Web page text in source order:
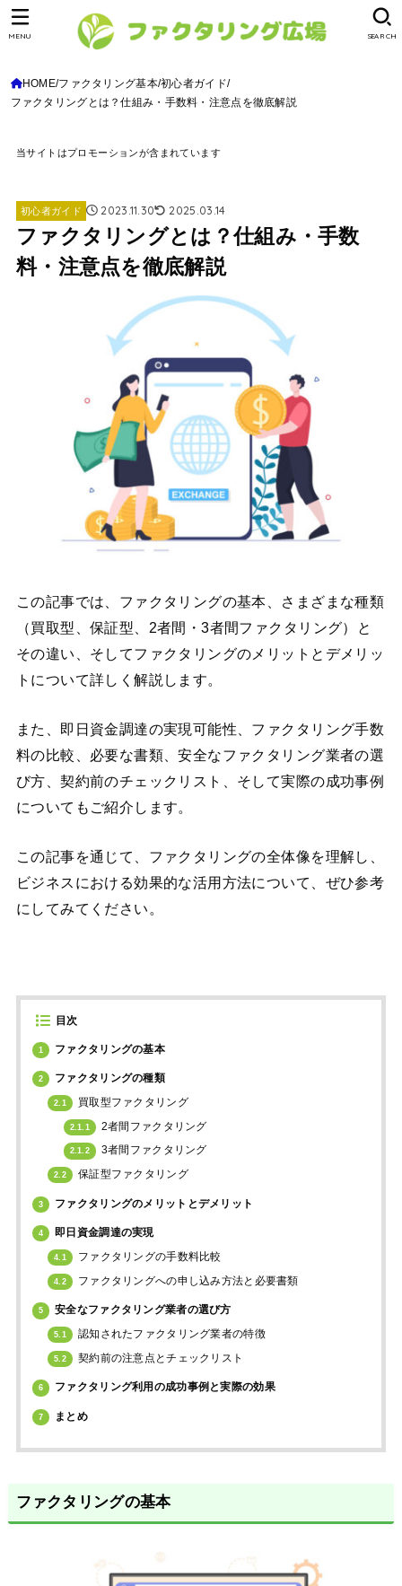
SEARCH
MENU
HOME ファクタリング基本 初心者ガイド
ファクタリングとは？仕組み・手数料・注意点を徹底解説
当サイトはプロモーションが含まれています
初心者ガイド 2023.11.30 2025.03.14
ファクタリングとは？仕組み・手数
料・注意点を徹底解説
この記事では、ファクタリングの基本、さまざまな種類
（買取型、保証型、2者間・3者間ファクタリング）と
その違い、そしてファクタリングのメリットとデメリッ
トについて詳しく解説します。
また、即日資金調達の実現可能性、ファクタリング手数
料の比較、必要な書類、安全なファクタリング業者の選
び方、契約前のチェックリスト、そして実際の成功事例
についてもご紹介します。
この記事を通じて、ファクタリングの全体像を理解し、
ビジネスにおける効果的な活用方法について、ぜひ参考
にしてみてください。
目次
1 ファクタリングの基本
2 ファクタリングの種類
2.1 買取型ファクタリング
2.1.1 2者間ファクタリング
2.1.2 3者間ファクタリング
2.2 保証型ファクタリング
3 ファクタリングのメリットとデメリット
4 即日資金調達の実現
4.1 ファクタリングの手数料比較
4.2 ファクタリングへの申し込み方法と必要書類
5 安全なファクタリング業者の選び方
5.1 認知されたファクタリング業者の特徴
5.2 契約前の注意点とチェックリスト
6 ファクタリング利用の成功事例と実際の効果
7 まとめ
ファクタリングの基本